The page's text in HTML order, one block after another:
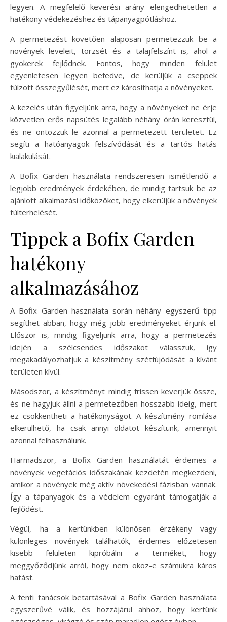
legyen. A megfelelő keverési arány elengedhetetlen a
hatékony védekezéshez és tápanyagpótláshoz.
A permetezést követően alaposan permetezzük be a
növények leveleit, törzsét és a talajfelszínt is, ahol a
gyökerek fejlődnek. Fontos, hogy minden felület
egyenletesen legyen befedve, de kerüljük a cseppek
túlzott összegyűlését, mert ez károsíthatja a növényeket.
A kezelés után figyeljünk arra, hogy a növényeket ne érje
közvetlen erős napsütés legalább néhány órán keresztül,
és ne öntözzük le azonnal a permetezett területet. Ez
segíti a hatóanyagok felszívódását és a tartós hatás
kialakulását.
A Bofix Garden használata rendszeresen ismétlendő a
legjobb eredmények érdekében, de mindig tartsuk be az
ajánlott alkalmazási időközöket, hogy elkerüljük a növények
túlterhelését.
Tippek a Bofix Garden
hatékony
alkalmazásához
A Bofix Garden használata során néhány egyszerű tipp
segíthet abban, hogy még jobb eredményeket érjünk el.
Először is, mindig figyeljünk arra, hogy a permetezés
idején a szélcsendes időszakot válasszuk, így
megakadályozhatjuk a készítmény szétfújódását a kívánt
területen kívül.
Másodszor, a készítményt mindig frissen keverjük össze,
és ne hagyjuk állni a permetezőben hosszabb ideig, mert
ez csökkentheti a hatékonyságot. A készítmény romlása
elkerülhető, ha csak annyi oldatot készítünk, amennyit
azonnal felhasználunk.
Harmadszor, a Bofix Garden használatát érdemes a
növények vegetációs időszakának kezdetén megkezdeni,
amikor a növények még aktív növekedési fázisban vannak.
Így a tápanyagok és a védelem egyaránt támogatják a
fejlődést.
Végül, ha a kertünkben különösen érzékeny vagy
különleges növények találhatók, érdemes előzetesen
kisebb felületen kipróbálni a terméket, hogy
meggyőződjünk arról, hogy nem okoz-e számukra káros
hatást.
A fenti tanácsok betartásával a Bofix Garden használata
egyszerűvé válik, és hozzájárul ahhoz, hogy kertünk